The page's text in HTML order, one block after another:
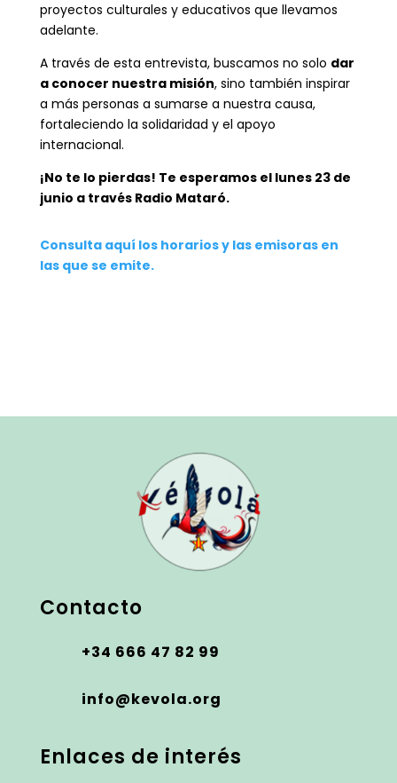
proyectos culturales y educativos que llevamos
adelante.
A través de esta entrevista, buscamos no solo dar
a conocer nuestra misión, sino también inspirar
a más personas a sumarse a nuestra causa,
fortaleciendo la solidaridad y el apoyo
internacional.
¡No te lo pierdas! Te esperamos el lunes 23 de
junio a través Radio Mataró.
Consulta aquí los horarios y las emisoras en
las que se emite.
Contacto
+34 666 47 82 99
info@kevola.org
Enlaces de interés